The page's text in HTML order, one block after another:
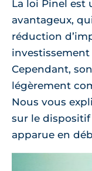
La loi Pinel est
avantageux,
réduction
Cependant,
légèrement
Nous vous
sur le dispositif
apparue en